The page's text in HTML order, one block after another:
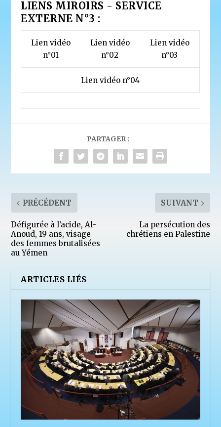
LIENS MIROIRS - SERVICE
EXTERNE N°3 :
Lien vidéo
n°01
Lien vidéo
n°02
Lien vidéo
n°03
Lien vidéo n°04
PARTAGER :
PRÉCÉDENT
Défigurée à l’acide, Al-
Anoud, 19 ans, visage
des femmes brutalisées
au Yémen
SUIVANT
La persécution des
chrétiens en Palestine
ARTICLES LIÉS